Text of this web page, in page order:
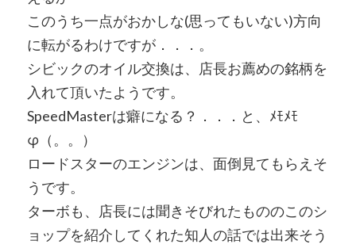
このうち一点がおかしな(思ってもいない)方向
に転がるわけですが．．．。
シビックのオイル交換は、店長お薦めの銘柄を
入れて頂いたようです。
SpeedMasterは癖になる？．．．と、ﾒﾓﾒﾓ
φ（。。）
ロードスターのエンジンは、面倒見てもらえそ
うです。
ターボも、店長には聞きそびれたもののこのシ
ョップを紹介してくれた知人の話では出来そう